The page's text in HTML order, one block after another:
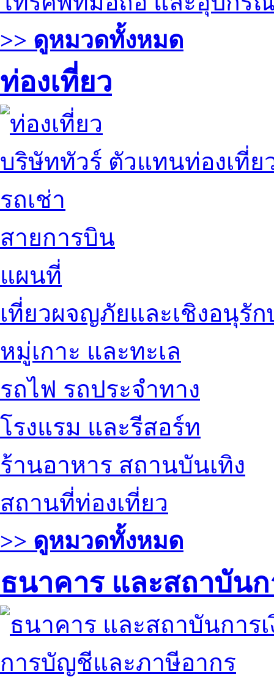
>> ดูหมวดทั้งหมด
ท่องเที่ยว
บริษัททัวร์ ตัวแทนท่องเที่ย
รถเช่า
สายการบิน
แผนที่
เที่ยวผจญภัยและเชิงอนุรัก
หมู่เกาะ และทะเล
รถไฟ รถประจำทาง
โรงแรม และรีสอร์ท
ร้านอาหาร สถานบันเทิง
สถานที่ท่องเที่ยว
>> ดูหมวดทั้งหมด
ธนาคาร และสถาบันก
การบัญชีและภาษีอากร